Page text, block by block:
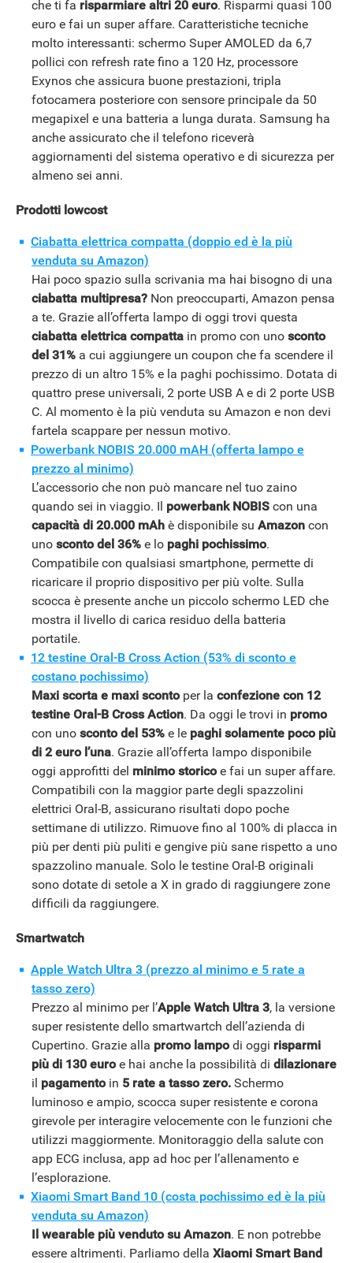
APPLE
che ti fa risparmiare altri 20 euro. Risparmi quasi 100
euro e fai un super affare. Caratteristiche tecniche
molto interessanti: schermo Super AMOLED da 6,7
pollici con refresh rate fino a 120 Hz, processore
Exynos che assicura buone prestazioni, tripla
fotocamera posteriore con sensore principale da 50
megapixel e una batteria a lunga durata. Samsung ha
anche assicurato che il telefono riceverà
aggiornamenti del sistema operativo e di sicurezza per
almeno sei anni.
Prodotti lowcost
Ciabatta elettrica compatta (doppio ed è la più
venduta su Amazon)
Hai poco spazio sulla scrivania ma hai bisogno di una
ciabatta multipresa? Non preoccuparti, Amazon pensa
a te. Grazie all’offerta lampo di oggi trovi questa
ciabatta elettrica compatta in promo con uno sconto
del 31% a cui aggiungere un coupon che fa scendere il
prezzo di un altro 15% e la paghi pochissimo. Dotata di
quattro prese universali, 2 porte USB A e di 2 porte USB
C. Al momento è la più venduta su Amazon e non devi
fartela scappare per nessun motivo.
Powerbank NOBIS 20.000 mAH (offerta lampo e
prezzo al minimo)
L’accessorio che non può mancare nel tuo zaino
quando sei in viaggio. Il powerbank NOBIS con una
capacità di 20.000 mAh è disponibile su Amazon con
uno sconto del 36% e lo paghi pochissimo.
Compatibile con qualsiasi smartphone, permette di
ricaricare il proprio dispositivo per più volte. Sulla
scocca è presente anche un piccolo schermo LED che
mostra il livello di carica residuo della batteria
portatile.
12 testine Oral-B Cross Action (53% di sconto e
costano pochissimo)
Maxi scorta e maxi scontoper la confezione con 12
testine Oral-B Cross Action. Da oggi le trovi in promo
con uno sconto del 53% e le paghi solamente poco più
di 2 euro l’una. Grazie all’offerta lampo disponibile
oggi approfitti del minimo storicoe fai un super affare.
Compatibili con la maggior parte degli spazzolini
elettrici Oral-B, assicurano risultati dopo poche
settimane di utilizzo. Rimuove fino al 100% di placca in
più per denti più puliti e gengive più sane rispetto a uno
spazzolino manuale. Solo le testine Oral-B originali
sono dotate di setole a X in grado di raggiungere zone
difficili da raggiungere.
Smartwatch
Apple Watch Ultra 3 (prezzo al minimo e 5 rate a
tasso zero)
Prezzo al minimo per l’Apple Watch Ultra 3, la versione
super resistente dello smartwartch dell’azienda di
Cupertino. Grazie alla promo lampodi oggi risparmi
più di 130 euroe hai anche la possibilità di dilazionare
il pagamentoin 5 rate a tasso zero. Schermo
luminoso e ampio, scocca super resistente e corona
girevole per interagire velocemente con le funzioni che
utilizzi maggiormente. Monitoraggio della salute con
app ECG inclusa, app ad hoc per l’allenamento e
l’esplorazione.
Xiaomi Smart Band 10 (costa pochissimo ed è la più
venduta su Amazon)
Il wearable più venduto su Amazon. E non potrebbe
essere altrimenti. Parliamo della Xiaomi Smart Band